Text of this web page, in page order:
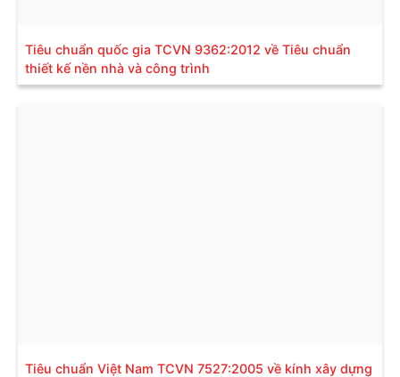
Tiêu chuẩn quốc gia TCVN 9362:2012 về Tiêu chuẩn
thiết kế nền nhà và công trình
Tiêu chuẩn Việt Nam TCVN 7527:2005 về kính xây dựng